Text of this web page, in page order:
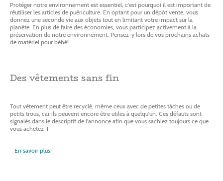
Protéger notre environnement est essentiel, c'est pourquoi il est important de
réutiliser les articles de puériculture. En optant pour un dépôt vente, vous
donnez une seconde vie aux objets tout en limitant votre impact sur la
planète. En plus de faire des économies, vous participez activement à la
préservation de notre environnement. Pensez-y lors de vos prochains achats
de matériel pour bébé!
Des vêtements sans fin
Tout vêtement peut être recyclé, même ceux avec de petites tâches ou de
petits trous, car ils peuvent encore être utiles à quelqu'un. Ces défauts sont
signalés dans le descriptif de l'annonce afin que vous sachiez toujours ce que
vous achetez !
En savoir plus